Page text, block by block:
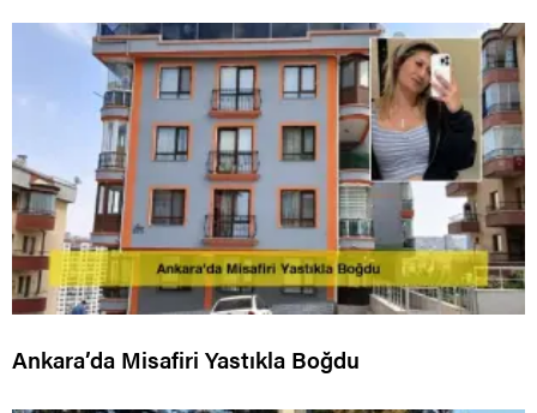
Ankara’da Misafiri Yastıkla Boğdu